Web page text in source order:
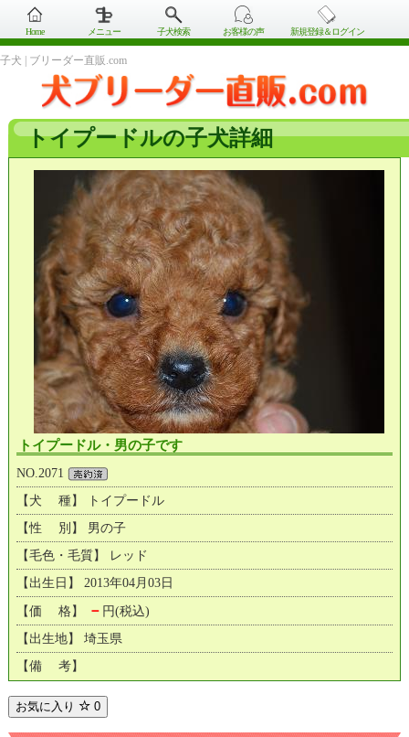
Home メニュー 子犬検索 お客様の声 新規登録＆ログイン
子犬 | ブリーダー直販.com
トイプードルの子犬詳細
トイプードル・男の子です
NO.2071
【犬 種】 トイプードル
【性 別】 男の子
【毛色・毛質】 レッド
【出生日】 2013年04月03日
【価 格】 － 円(税込)
【出生地】 埼玉県
【備 考】
お気に入り 0